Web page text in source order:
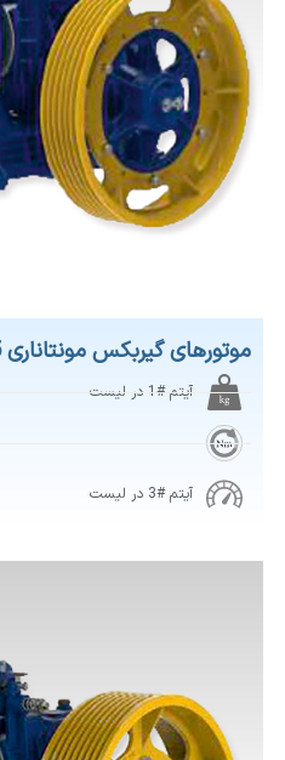
موتورهای گیربکس مونتاناری M83-85
آیتم #1 در لیست
آیتم #3 در لیست